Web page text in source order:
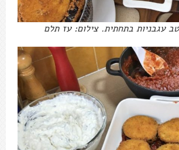
עגבניות בתחתית. צילום: עז תלם